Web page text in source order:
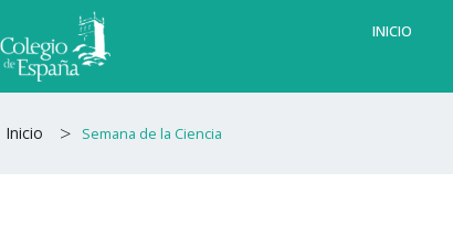
al
contenido
INICIO
Inicio > Semana de la Ciencia